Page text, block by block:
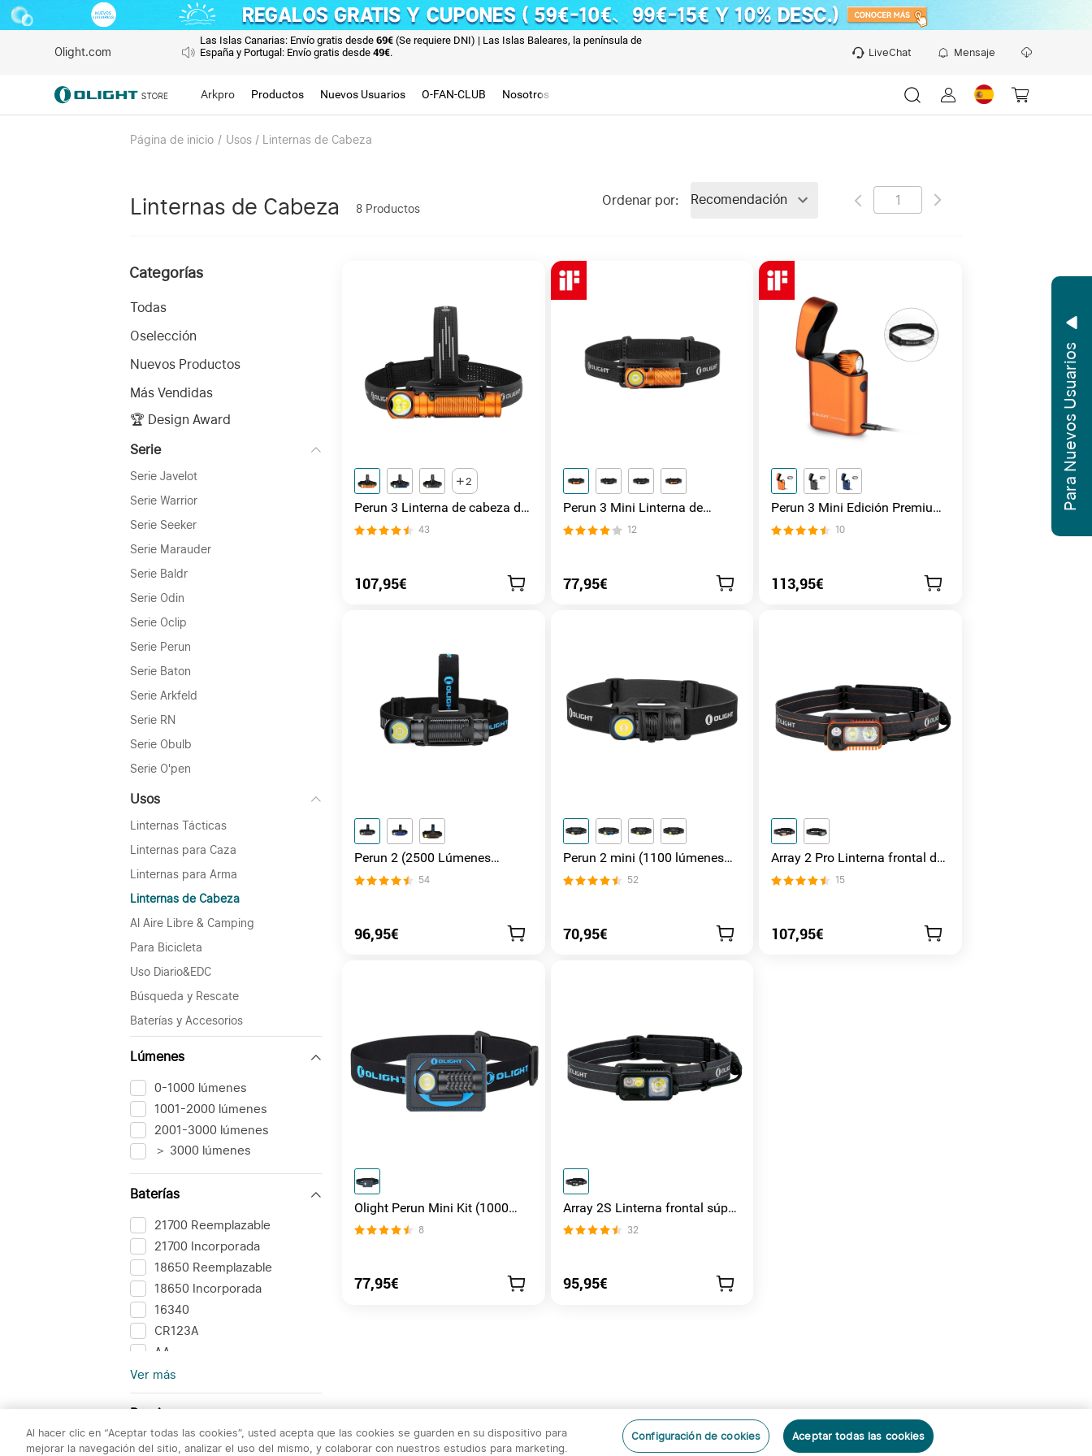
Para Nuevos Usuarios
Olight.com
Las Islas Canarias: Envío gratis desde 69€ (Se requiere DNI) | Las Islas Baleares, la península de
España y Portugal: Envío gratis desde 49€. LiveChat Mensaje
Arkpro Productos Nuevos Usuarios O-FAN-CLUB Nosotros
Página de inicio / Usos / Linternas de Cabeza
Linternas de Cabeza 8 Productos
Ordenar por: Recomendación
Categorías
Todas
Oselección
Nuevos Productos
Más Vendidas
🏆 Design Award
Serie
Serie Javelot
Serie Warrior
Serie Seeker
Serie Marauder
Serie Baldr
Serie Odin
Serie Oclip
Serie Perun
Serie Baton
Serie Arkfeld
Serie RN
Serie Obulb
Serie O'pen
Usos
Linternas Tácticas
Linternas para Caza
Linternas para Arma
Linternas de Cabeza
Al Aire Libre & Camping
Para Bicicleta
Uso Diario&EDC
Búsqueda y Rescate
Baterías y Accesorios
Lúmenes
0-1000 lúmenes
1001-2000 lúmenes
2001-3000 lúmenes
＞ 3000 lúmenes
Baterías
21700 Reemplazable
21700 Incorporada
18650 Reemplazable
18650 Incorporada
16340
CR123A
AA
AAA
Otros
Ver más
Precio
2
Perun 3 Linterna de cabeza de
3000 Lúmenes
43
107,95€
Perun 3 Mini Linterna de
cabeza de 1250 Lúmenes
12
77,95€
Perun 3 Mini Edición Premium
(Linterna de cabeza de 1250
Lúmenes)
10
113,95€
Perun 2 (2500 Lúmenes
Linterna de Cabeza)
54
96,95€
Perun 2 mini (1100 lúmenes
linterna frontal luz roja y
blanca)
52
70,95€
Array 2 Pro Linterna frontal de
1500 lúmenes
15
107,95€
Olight Perun Mini Kit (1000
Lúmenes Linterna de Cabeza)
8
77,95€
Array 2S Linterna frontal súper
brillante con luz de inundación
y de foco
32
95,95€
Al hacer clic en “Aceptar todas las cookies”, usted acepta que las cookies se guarden en su dispositivo para
mejorar la navegación del sitio, analizar el uso del mismo, y colaborar con nuestros estudios para marketing.
Configuración de cookies Aceptar todas las cookies